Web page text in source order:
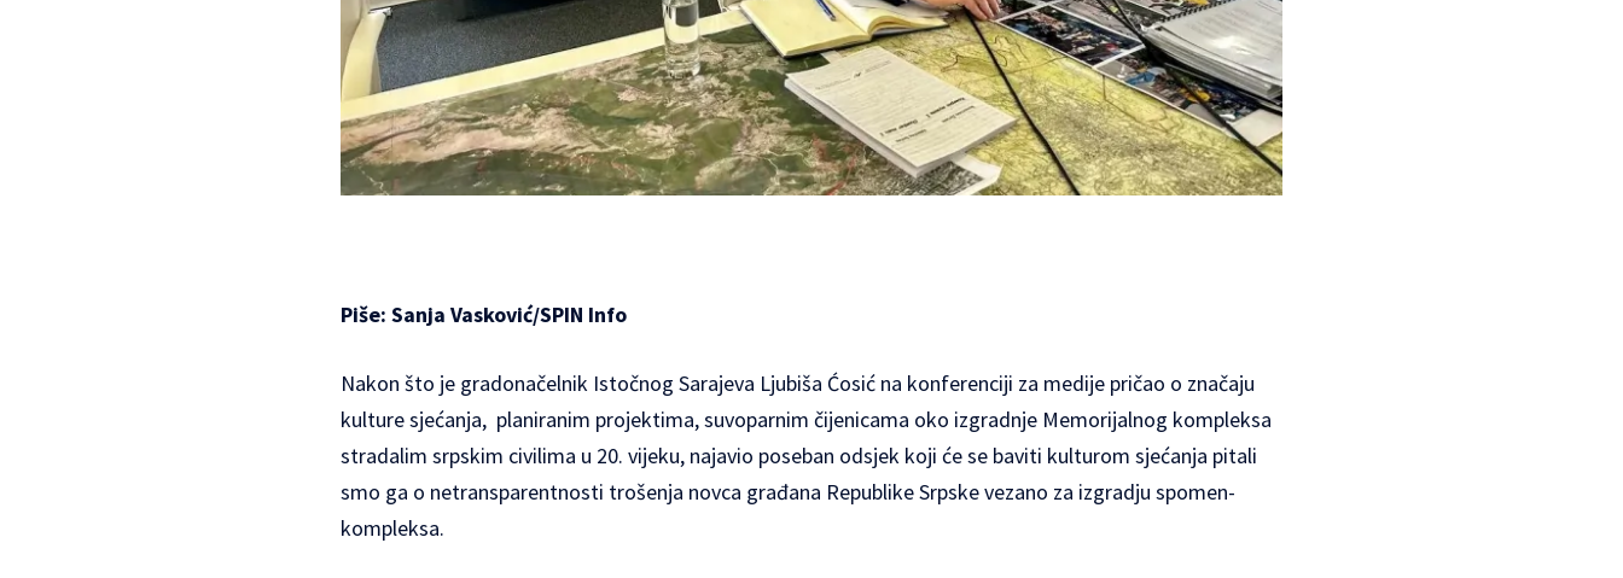
Piše: Sanja Vasković/SPIN Info
Nakon što je gradonačelnik Istočnog Sarajeva Ljubiša Ćosić na konferenciji za medije pričao o značaju
kulture sjećanja, planiranim projektima, suvoparnim čijenicama oko izgradnje Memorijalnog kompleksa
stradalim srpskim civilima u 20. vijeku, najavio poseban odsjek koji će se baviti kulturom sjećanja pitali
smo ga o netransparentnosti trošenja novca građana Republike Srpske vezano za izgradju spomen-
kompleksa.